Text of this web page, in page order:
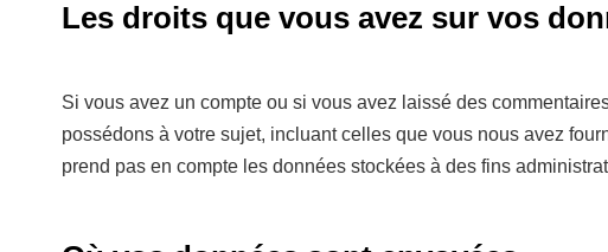
Les droits que vous avez sur vos
Si vous avez un compte ou si vous avez laissé des
possédons à votre sujet, incluant celles que vous nous avez
prend pas en compte les données stockées à des fins